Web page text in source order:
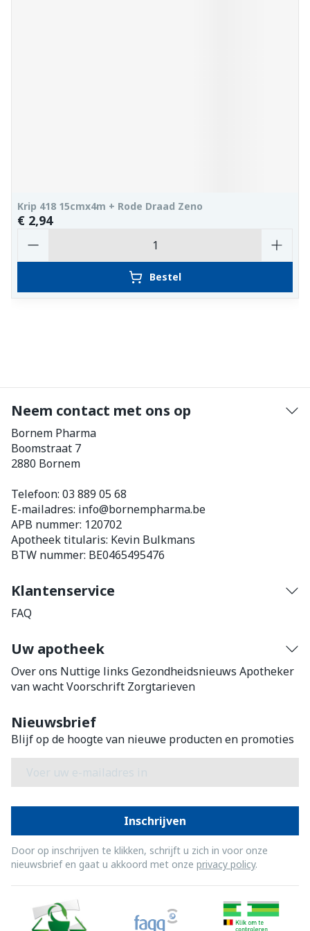
Krip 418 15cmx4m + Rode Draad Zeno
€ 2,94
Bestel
Neem contact met ons op
Bornem Pharma
Boomstraat 7
2880 Bornem
Telefoon: 03 889 05 68
E-mailadres: info@bornempharma.be
APB nummer: 120702
Apotheek titularis: Kevin Bulkmans
BTW nummer: BE0465495476
Klantenservice
FAQ
Uw apotheek
Over ons Nuttige links Gezondheidsnieuws Apotheker
van wachtVoorschrift Zorgtarieven
Nieuwsbrief
Blijf op de hoogte van nieuwe producten en promoties
Inschrijven
Door op inschrijven te klikken, schrijft u zich in voor onze
nieuwsbrief en gaat u akkoord met onze privacy policy.